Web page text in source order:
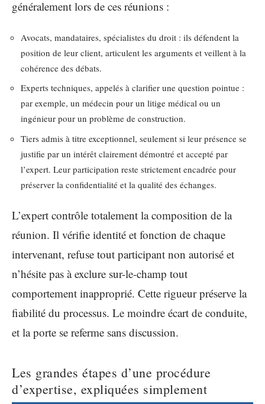
généralement lors de ces réunions :
Avocats, mandataires, spécialistes du droit : ils défendent la
position de leur client, articulent les arguments et veillent à la
cohérence des débats.
Experts techniques, appelés à clarifier une question pointue :
par exemple, un médecin pour un litige médical ou un
ingénieur pour un problème de construction.
Tiers admis à titre exceptionnel, seulement si leur présence se
justifie par un intérêt clairement démontré et accepté par
l’expert. Leur participation reste strictement encadrée pour
préserver la confidentialité et la qualité des échanges.
L’expert contrôle totalement la composition de la
réunion. Il vérifie identité et fonction de chaque
intervenant, refuse tout participant non autorisé et
n’hésite pas à exclure sur-le-champ tout
comportement inapproprié. Cette rigueur préserve la
fiabilité du processus. Le moindre écart de conduite,
et la porte se referme sans discussion.
Les grandes étapes d’une procédure
d’expertise, expliquées simplement